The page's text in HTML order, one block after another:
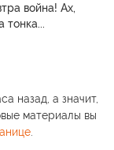
война! Ах,
тонка...
назад, а значит,
материалы вы
.